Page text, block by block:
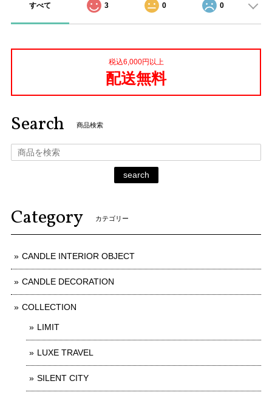
すべて 3 0 0
税込6,000円以上
配送無料
Search 商品検索
search
Category カテゴリー
CANDLE INTERIOR OBJECT
CANDLE DECORATION
COLLECTION
LIMIT
LUXE TRAVEL
SILENT CITY